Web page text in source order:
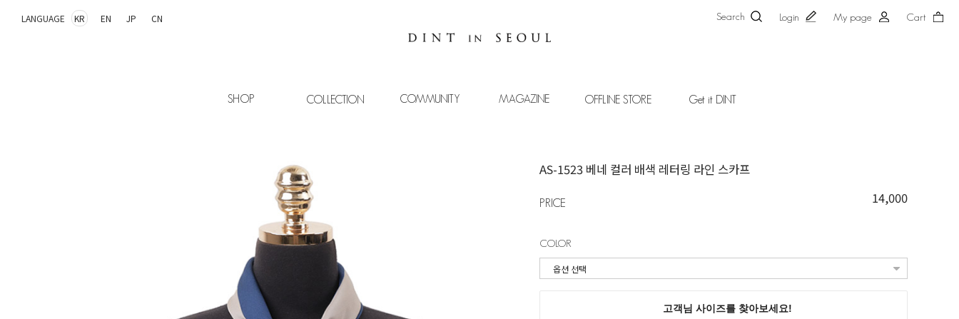
LANGUAGE KR EN JP CN Search Login My page Cart
SHOP COLLECTION COMMUNITY MAGAZINE OFFLINE STORE Get it DINT
AS-1523 베네 컬러 배색 레터링 라인 스카프
PRICE 14,000
COLOR